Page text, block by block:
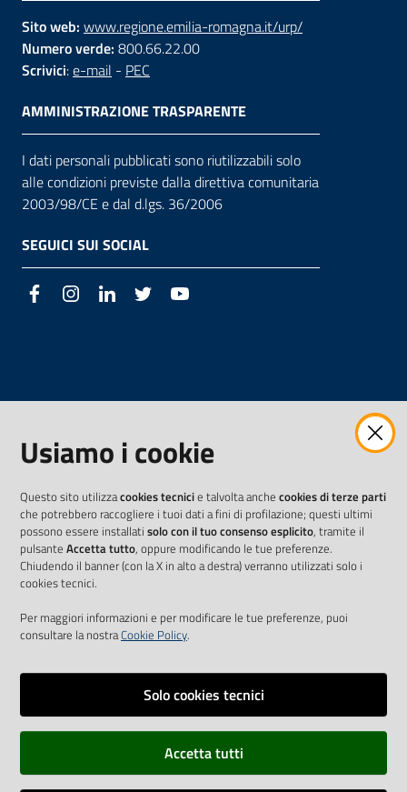
Sito web: www.regione.emilia-romagna.it/urp/
Numero verde: 800.66.22.00
Scrivici:e-mail - PEC
AMMINISTRAZIONE TRASPARENTE
I dati personali pubblicati sono riutilizzabili solo
alle condizioni previste dalla direttiva comunitaria
2003/98/CE e dal d.lgs. 36/2006
SEGUICI SUI SOCIAL
FacebookInstagramLinkedIn Twitter
Vai alla pagina
Usiamo i cookie
Questo sito utilizzacookies tecnicie talvolta anche cookies di terze parti
che potrebbero raccogliere i tuoi dati a fini di profilazione; questi ultimi
possono essere installati solo con il tuo consenso esplicito, tramite il
pulsante Accetta tutto, oppure modificando le tue preferenze.
Chiudendo il banner (con la X in alto a destra) verranno utilizzati solo i
cookies tecnici.
Per maggiori informazioni e per modificare le tue preferenze, puoi
consultare la nostraCookie Policy.
Solo cookies tecnici
Accetta tutti